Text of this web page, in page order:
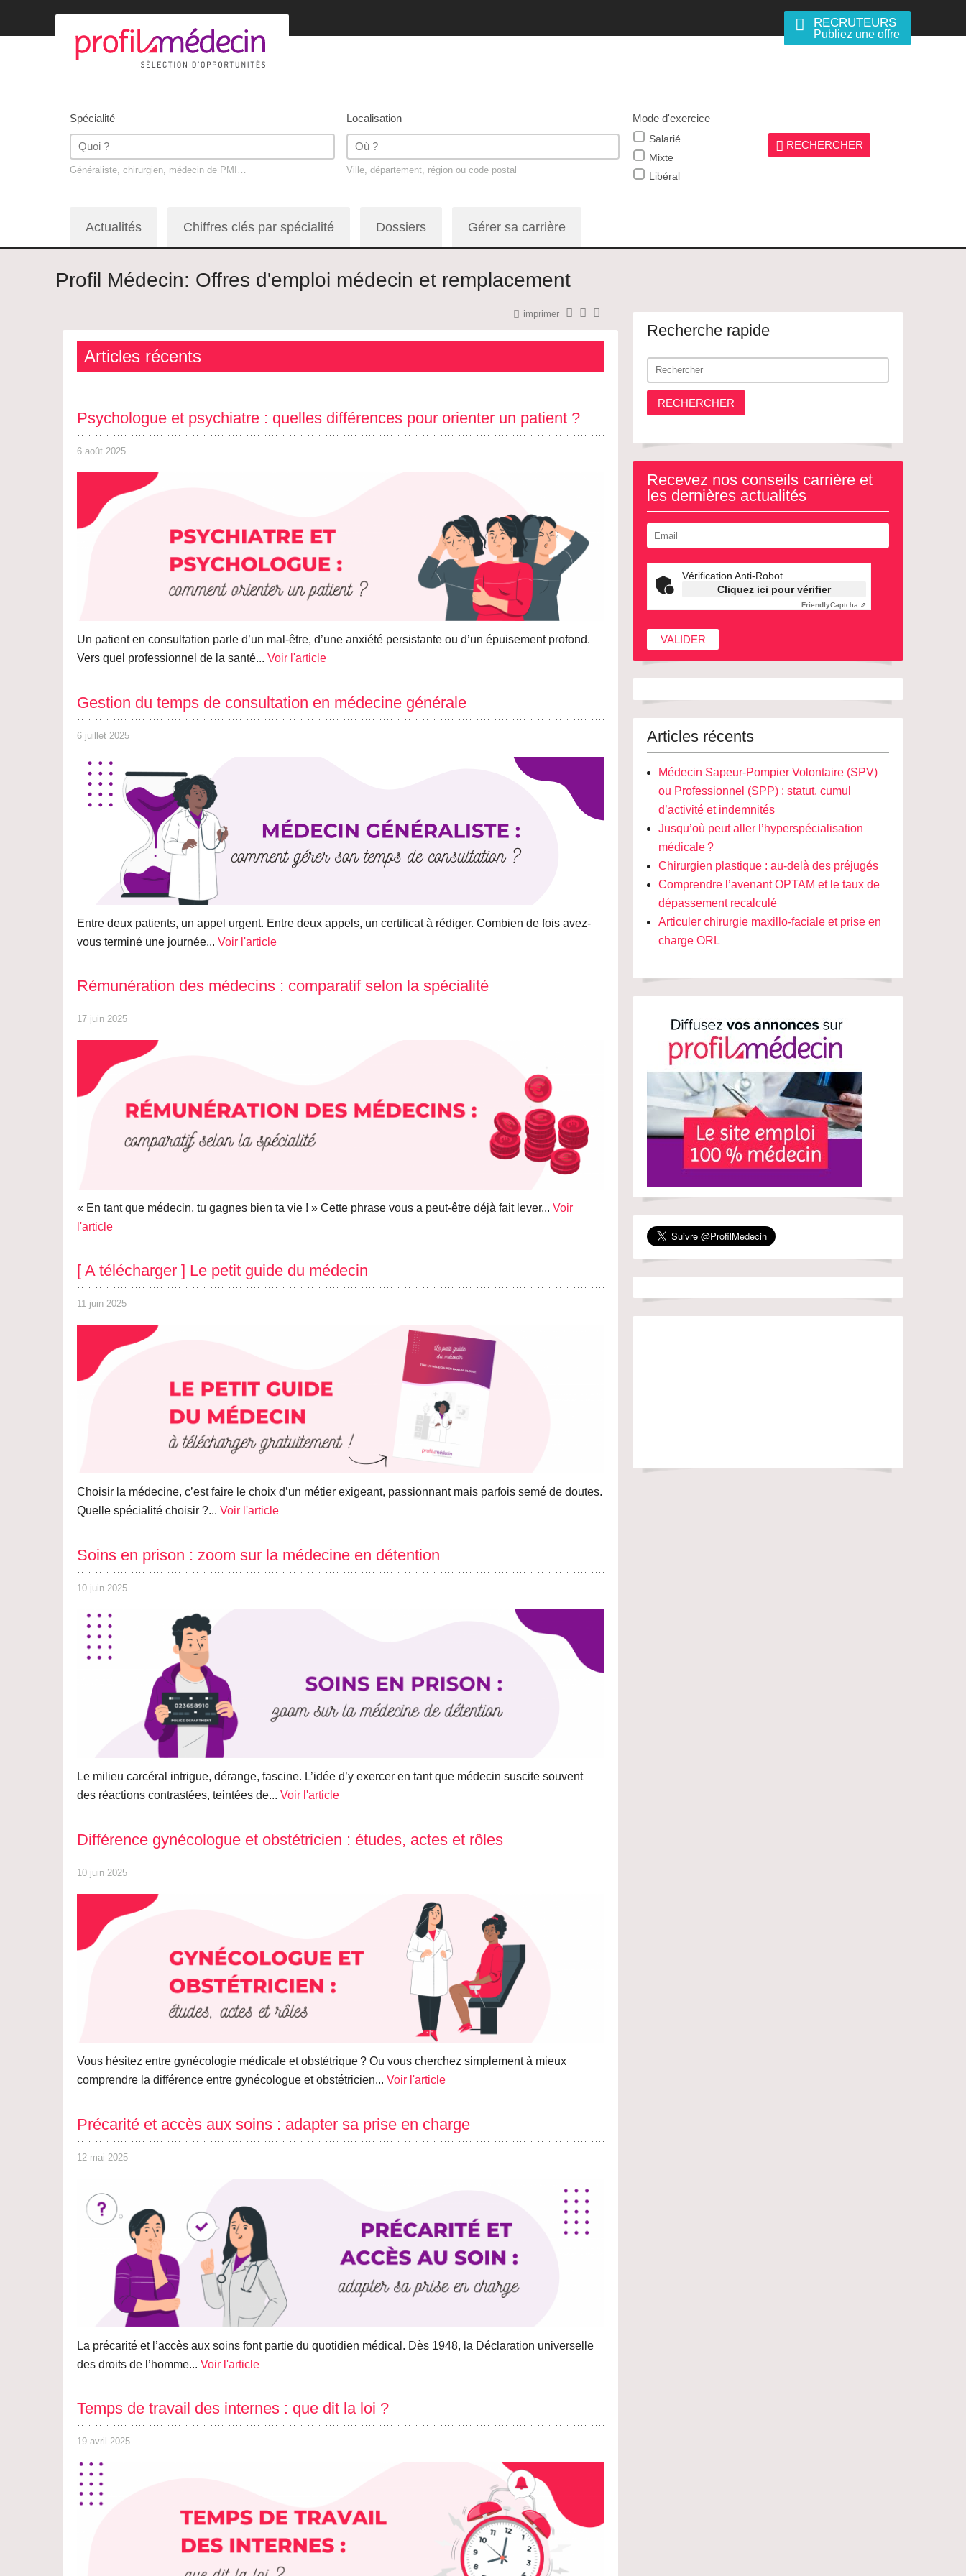
RECRUTEURS
Publiez une offre
Spécialité
Généraliste, chirurgien, médecin de PMI…
Localisation
Ville, département, région ou code postal
Mode d'exercice
Salarié
Mixte
Libéral
RECHERCHER
Actualités Chiffres clés par spécialité Dossiers Gérer sa carrière
Profil Médecin: Offres d'emploi médecin et remplacement
imprimer
Articles récents
Psychologue et psychiatre : quelles différences pour orienter un patient ?
6 août 2025
Un patient en consultation parle d’un mal-être, d’une anxiété persistante ou d’un épuisement profond.
Vers quel professionnel de la santé... Voir l'article
Gestion du temps de consultation en médecine générale
6 juillet 2025
Entre deux patients, un appel urgent. Entre deux appels, un certificat à rédiger. Combien de fois avez-
vous terminé une journée... Voir l'article
Rémunération des médecins : comparatif selon la spécialité
17 juin 2025
« En tant que médecin, tu gagnes bien ta vie ! » Cette phrase vous a peut-être déjà fait lever... Voir
l'article
[ A télécharger ] Le petit guide du médecin
11 juin 2025
Choisir la médecine, c’est faire le choix d’un métier exigeant, passionnant mais parfois semé de doutes.
Quelle spécialité choisir ?... Voir l'article
Soins en prison : zoom sur la médecine en détention
10 juin 2025
Le milieu carcéral intrigue, dérange, fascine. L’idée d’y exercer en tant que médecin suscite souvent
des réactions contrastées, teintées de... Voir l'article
Différence gynécologue et obstétricien : études, actes et rôles
10 juin 2025
Vous hésitez entre gynécologie médicale et obstétrique ? Ou vous cherchez simplement à mieux
comprendre la différence entre gynécologue et obstétricien... Voir l'article
Précarité et accès aux soins : adapter sa prise en charge
12 mai 2025
La précarité et l’accès aux soins font partie du quotidien médical. Dès 1948, la Déclaration universelle
des droits de l’homme... Voir l'article
Temps de travail des internes : que dit la loi ?
19 avril 2025
Recherche rapide
RECHERCHER
Recevez nos conseils carrière et
les dernières actualités
Vérification Anti-Robot
Cliquez ici pour vérifier
FriendlyCaptcha ⇗
Articles récents
Médecin Sapeur-Pompier Volontaire (SPV)
ou Professionnel (SPP) : statut, cumul
d’activité et indemnités
Jusqu’où peut aller l’hyperspécialisation
médicale ?
Chirurgien plastique : au-delà des préjugés
Comprendre l’avenant OPTAM et le taux de
dépassement recalculé
Articuler chirurgie maxillo-faciale et prise en
charge ORL